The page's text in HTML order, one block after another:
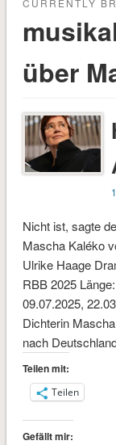
über
Nicht ist, sagte
Mascha Kaléko
Ulrike Haage
RBB 2025
09.07.2025,
Dichterin
nach
Teilen mit:
Teilen
Gefällt mir: